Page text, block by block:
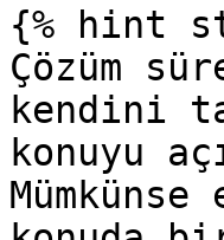
{% hint
Çözüm
kendini
konuyu